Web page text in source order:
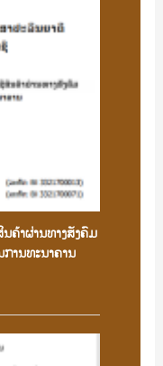
ຄ້າຜ່ານທາງສັງຄົມ
ານທະນາຄານ